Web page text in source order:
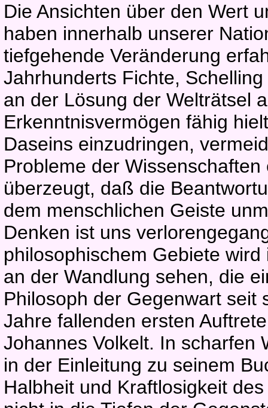
Die Ansichten über den Wert
haben innerhalb unserer
tiefgehende Veränderung
Jahrhunderts Fichte,
an der Lösung der Welträtsel
Erkenntnisvermögen fähig
Daseins einzudringen,
Probleme der
überzeugt, daß die
dem menschlichen Geiste
Denken ist uns
philosophischem Gebiete
an der Wandlung sehen, die
Philosoph der Gegenwart seit
Jahre fallenden ersten
Johannes Volkelt. In scharfen
in der Einleitung zu seinem
Halbheit und Kraftlosigkeit